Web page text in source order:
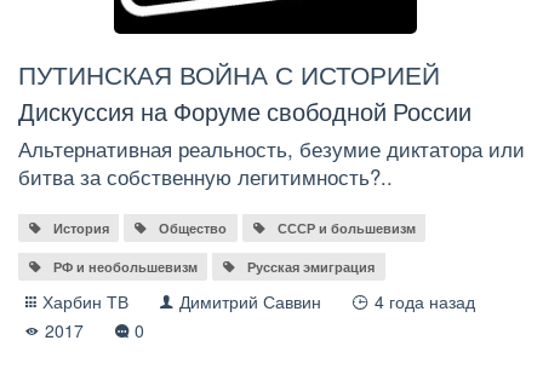
ПУТИНСКАЯ ВОЙНА С ИСТОРИЕЙ
Дискуссия на Форуме свободной России
Альтернативная реальность, безумие диктатора или
битва за собственную легитимность?..
История Общество СССР и большевизм
РФ и необольшевизм Русская эмиграция
Харбин ТВ Димитрий Саввин
4 года назад
2017
0